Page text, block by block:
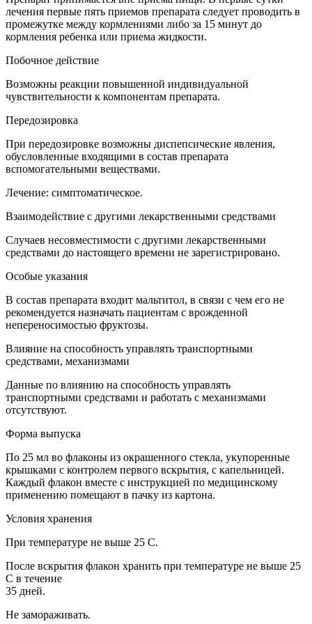
лечения первые пять приемов препарата следует проводить в
промежутке между кормлениями либо за 15 минут до
кормления ребенка или приема жидкости.
Побочное действие
Возможны реакции повышенной индивидуальной
чувствительности к компонентам препарата.
Передозировка
При передозировке возможны диспепсические явления,
обусловленные входящими в состав препарата
вспомогательными веществами.
Лечение: симптоматическое.
Взаимодействие с другими лекарственными средствами
Случаев несовместимости с другими лекарственными
средствами до настоящего времени не зарегистрировано.
Особые указания
В состав препарата входит мальтитол, в связи с чем его не
рекомендуется назначать пациентам с врожденной
непереносимостью фруктозы.
Влияние на способность управлять транспортными
средствами, механизмами
Данные по влиянию на способность управлять
транспортными средствами и работать с механизмами
отсутствуют.
Форма выпуска
По 25 мл во флаконы из окрашенного стекла, укупоренные
крышками с контролем первого вскрытия, с капельницей.
Каждый флакон вместе с инструкцией по медицинскому
применению помещают в пачку из картона.
Условия хранения
При температуре не выше 25 С.
После вскрытия флакон хранить при температуре не выше 25
С в течение
35 дней.
Не замораживать.